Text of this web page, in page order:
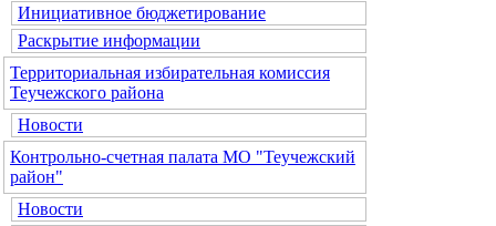
Инициативное бюджетирование
Раскрытие информации
Территориальная избирательная комиссия
Теучежского района
Новости
Контрольно-счетная палата МО "Теучежский
район"
Новости